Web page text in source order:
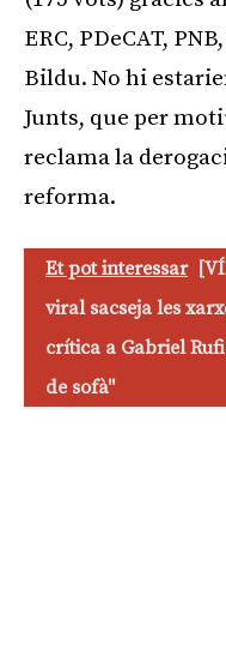
ERC, PDeCAT,
Bildu. No hi
Junts, que per
reclama la
reforma.
Et pot interessar
viral sacseja les
crítica a Gabriel
de sofà"